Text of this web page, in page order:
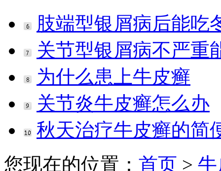
肢端型银屑病后能吃
关节型银屑病不严重
为什么患上牛皮癣
关节炎牛皮癣怎么办
秋天治疗牛皮癣的简
您现在的位置： 首页 >